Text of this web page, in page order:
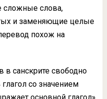
сложные слова,
и заменяющие целые
похож на
в санскрите свободно
глагол со значением
основной глагол».